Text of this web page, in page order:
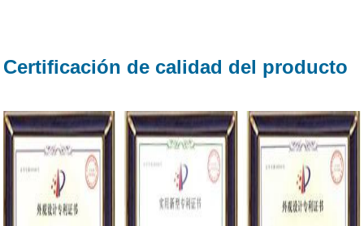
Certificación de calidad del producto